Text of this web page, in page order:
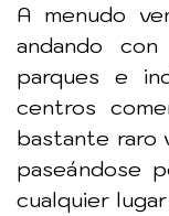
A menudo
andando
parques e
centros
bastante raro
paseándose
cualquier